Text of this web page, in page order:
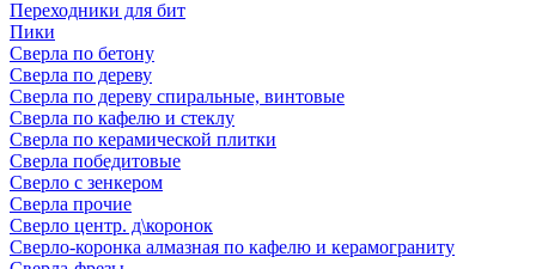
Переходники для бит
Пики
Сверла по бетону
Сверла по дереву
Сверла по дереву спиральные, винтовые
Сверла по кафелю и стеклу
Сверла по керамической плитки
Сверла победитовые
Сверло с зенкером
Сверла прочие
Сверло центр. д\коронок
Сверло-коронка алмазная по кафелю и керамограниту